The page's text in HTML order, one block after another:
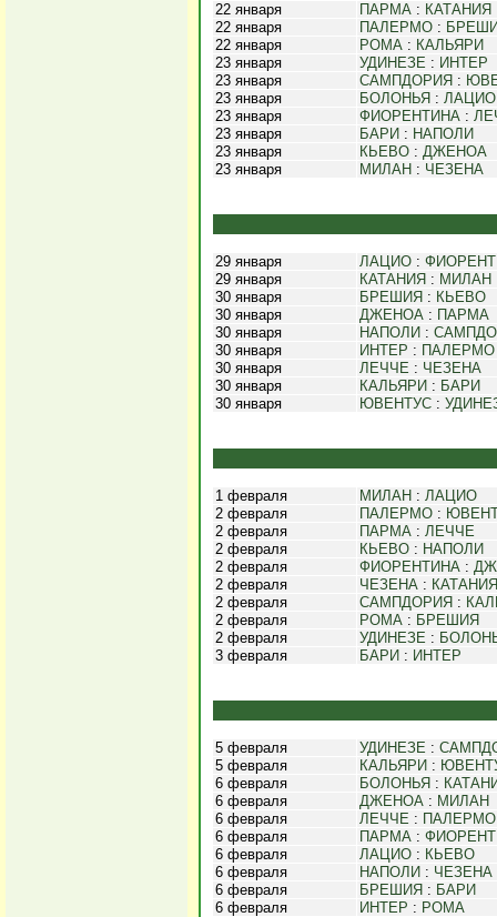
22 января ПАРМА : КАТАНИЯ
22 января
ПАЛЕРМО :
22 января
РОМА : КАЛЬЯРИ
23 января
УДИНЕЗЕ : ИНТЕР
23 января
САМПДОРИЯ :
23 января
БОЛОНЬЯ : ЛАЦИО
23 января
ФИОРЕНТИНА :
23 января
БАРИ : НАПОЛИ
23 января
КЬЕВО : ДЖЕНОА
23 января
МИЛАН : ЧЕЗЕНА
29 января ЛАЦИО :
29 января
КАТАНИЯ : МИЛАН
30 января
БРЕШИЯ : КЬЕВО
30 января
ДЖЕНОА : ПАРМА
30 января
НАПОЛИ :
30 января
ИНТЕР : ПАЛЕРМО
30 января
ЛЕЧЧЕ : ЧЕЗЕНА
30 января
КАЛЬЯРИ : БАРИ
30 января
ЮВЕНТУС :
1 февраля МИЛАН : ЛАЦИО
2 февраля
ПАЛЕРМО :
2 февраля
ПАРМА : ЛЕЧЧЕ
2 февраля
КЬЕВО : НАПОЛИ
2 февраля
ФИОРЕНТИНА :
2 февраля
ЧЕЗЕНА : КАТАНИЯ
2 февраля
САМПДОРИЯ :
2 февраля
РОМА : БРЕШИЯ
2 февраля
УДИНЕЗЕ :
3 февраля
БАРИ : ИНТЕР
5 февраля УДИНЕЗЕ :
5 февраля
КАЛЬЯРИ :
6 февраля
БОЛОНЬЯ :
6 февраля
ДЖЕНОА : МИЛАН
6 февраля
ЛЕЧЧЕ : ПАЛЕРМО
6 февраля
ПАРМА :
6 февраля
ЛАЦИО : КЬЕВО
6 февраля
НАПОЛИ : ЧЕЗЕНА
6 февраля
БРЕШИЯ : БАРИ
6 февраля
ИНТЕР : РОМА